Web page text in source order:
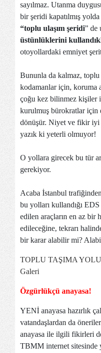
sayılmaz. Utanma
bir şeridi kapatılmış
“toplu ulaşım şeridi” de
üstünlüklerini
otoyollardaki emniyet
Bununla da kalmaz, toplu
kodamanlar için, koruma
çoğu kez bilinmez kişiler
kurulmuş bürokratlar için
dönüşür. Niyet ve fikir iyi
yazık ki yeterli olmuyor!
O yollara girecek bu tür
gerekiyor.
Acaba İstanbul
bu yolları kullandığı
edilen araçların en az bir
edileceğine, tekrarı
bir karar alabilir mi?
TOPLU TAŞIMA
Galeri
Özgürlükçü anayasa!
YENİ anayasa hazırlık
vatandaşlardan da
anayasa ile ilgili fikirleri
TBMM internet sitesinde